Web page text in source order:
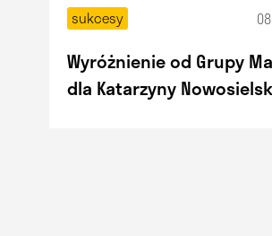
sukcesy
Wyróżnienie od Grupy
dla Katarzyny